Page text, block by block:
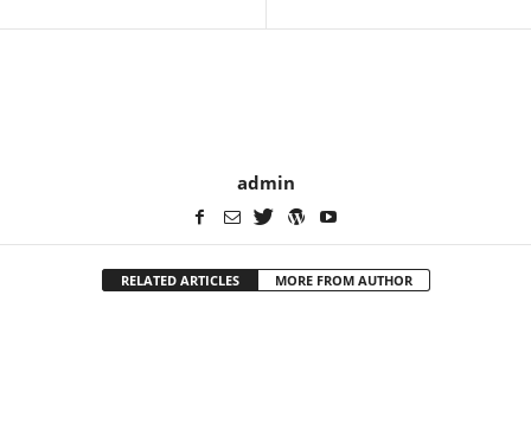
admin
RELATED ARTICLES MORE FROM AUTHOR